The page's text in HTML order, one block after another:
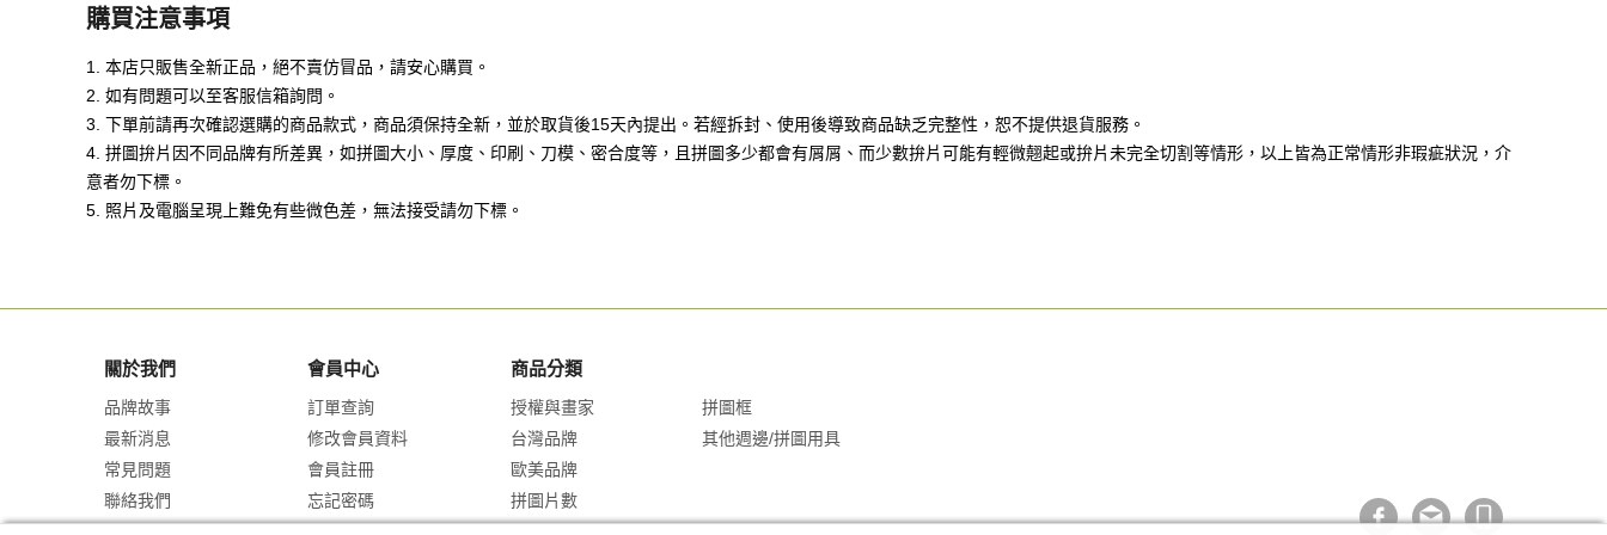
購買注意事項
1. 本店只販售全新正品，絕不賣仿冒品，請安心購買。
2. 如有問題可以至客服信箱詢問。
3. 下單前請再次確認選購的商品款式，商品須保持全新，並於取貨後15天內提出。若經拆封、使用後導致商品缺乏完整性，恕不提供退貨服務。
4. 拼圖拚片因不同品牌有所差異，如拼圖大小、厚度、印刷、刀模、密合度等，且拼圖多少都會有屑屑、而少數拚片可能有輕微翹起或拚片未完全切割等情形，以上皆為正常情形非瑕疵狀況，介
意者勿下標。
5. 照片及電腦呈現上難免有些微色差，無法接受請勿下標。
關於我們
品牌故事
最新消息
常見問題
聯絡我們
會員中心
訂單查詢
修改會員資料
會員註冊
忘記密碼
商品分類
授權與畫家
台灣品牌
歐美品牌
拼圖片數
拼圖框
其他週邊/拼圖用具